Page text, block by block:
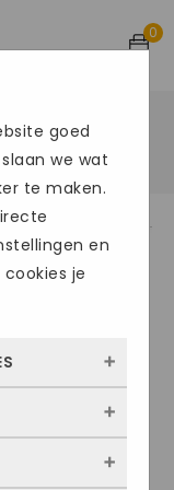
0
/ Veter sportief
goed
we wat
te maken.
en
je
de website
onze